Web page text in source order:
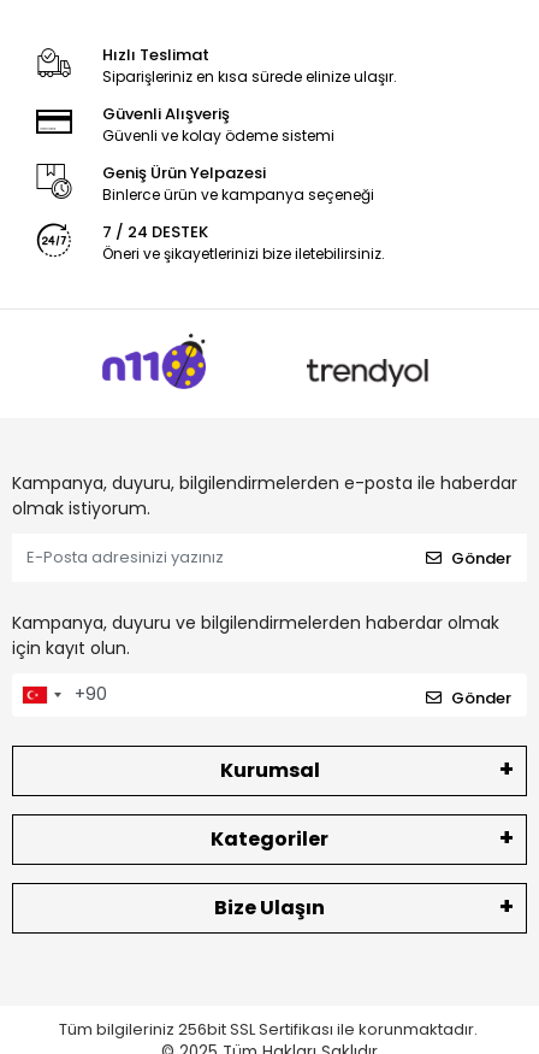
Hızlı Teslimat
Siparişleriniz en kısa sürede elinize ulaşır.
Güvenli Alışveriş
Güvenli ve kolay ödeme sistemi
Geniş Ürün Yelpazesi
Binlerce ürün ve kampanya seçeneği
7 / 24 DESTEK
Öneri ve şikayetlerinizi bize iletebilirsiniz.
Kampanya, duyuru, bilgilendirmelerden e-posta ile haberdar
olmak istiyorum.
Gönder
Kampanya, duyuru ve bilgilendirmelerden haberdar olmak
için kayıt olun.
Gönder
Kurumsal
Kategoriler
Bize Ulaşın
Tüm bilgileriniz 256bit SSL Sertifikası ile korunmaktadır.